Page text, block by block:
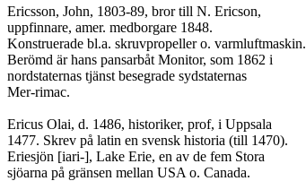
Ericsson, John, 1803-89, bror till N. Ericson,
uppfinnare, amer. medborgare 1848.
Konstruerade bl.a. skruvpropeller o. varmluftmaskin.
Berömd är hans pansarbåt Monitor, som 1862 i
nordstaternas tjänst besegrade sydstaternas
Mer-rimac.
Ericus Olai, d. 1486, historiker, prof, i Uppsala
1477. Skrev på latin en svensk historia (till 1470).
Eriesjön [iari-], Lake Erie, en av de fem Stora
sjöarna på gränsen mellan USA o. Canada.